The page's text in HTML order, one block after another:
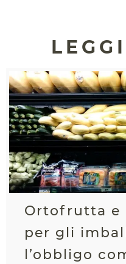
Ortofrutta e
per gli
l’obbligo